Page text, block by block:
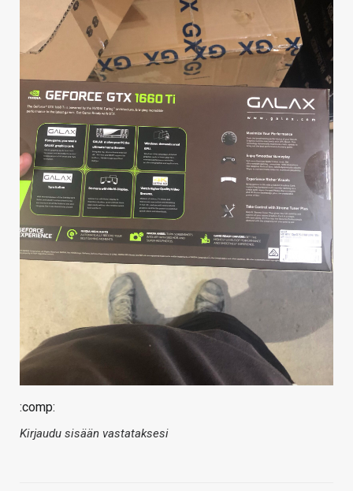
:comp:
Kirjaudu sisään vastataksesi